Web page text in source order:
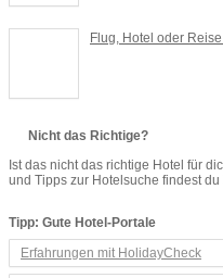
Flug, Hotel oder
Nicht das Richtige?
Ist das nicht das richtige Hotel für
und Tipps zur Hotelsuche findest du
Tipp: Gute Hotel-Portale
Erfahrungen mit HolidayCheck